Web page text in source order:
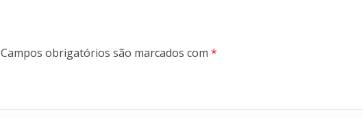
Campos obrigatórios são marcados com *